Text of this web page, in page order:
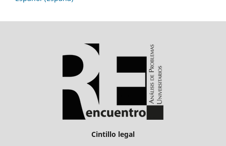
Cintillo legal